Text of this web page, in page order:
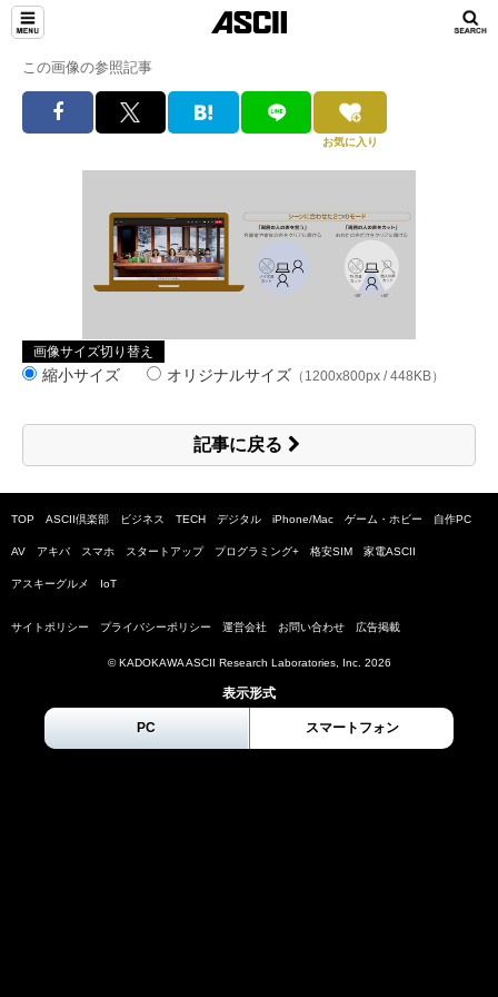
この画像の参照記事
お気に入り
画像サイズ切り替え
縮小サイズ オリジナルサイズ （1200x800px / 448KB）
記事に戻る
TOP ASCII倶楽部 ビジネス TECH デジタル iPhone/Mac ゲーム・ホビー 自作PC
AV アキバ スマホ スタートアップ プログラミング+ 格安SIM 家電ASCII
アスキーグルメ IoT
サイトポリシー プライバシーポリシー 運営会社 お問い合わせ 広告掲載
© KADOKAWA ASCII Research Laboratories, Inc. 2026
表示形式
PC スマートフォン